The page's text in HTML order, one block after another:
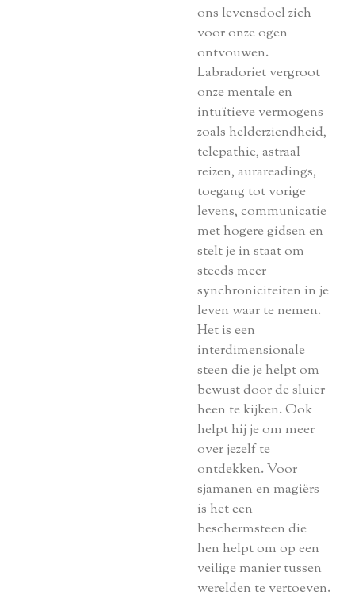
ons levensdoel zich
voor onze ogen
ontvouwen.
Labradoriet vergroot
onze mentale en
intuïtieve vermogens
zoals helderziendheid,
telepathie, astraal
reizen, aurareadings,
toegang tot vorige
levens, communicatie
met hogere gidsen en
stelt je in staat om
steeds meer
synchroniciteiten in je
leven waar te nemen.
Het is een
interdimensionale
steen die je helpt om
bewust door de sluier
heen te kijken. Ook
helpt hij je om meer
over jezelf te
ontdekken. Voor
sjamanen en magiërs
is het een
beschermsteen die
hen helpt om op een
veilige manier tussen
werelden te vertoeven.